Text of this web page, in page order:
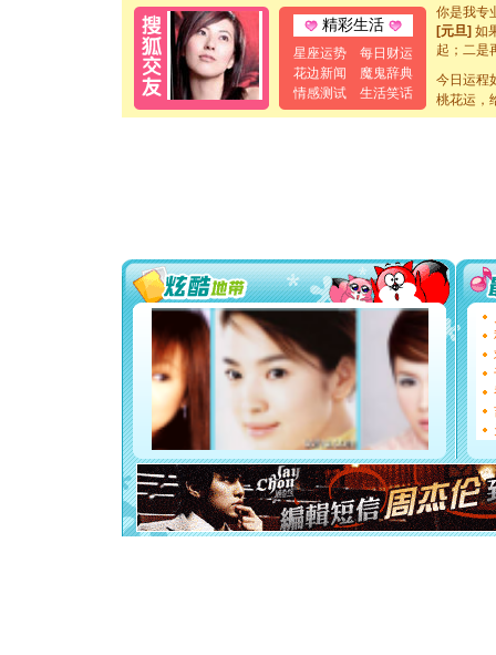
精彩生活
星座运势
每日财运
花边新闻
魔鬼辞典
情感测试
生活笑话
你是我专
[元旦]如
起；二是
离。水晶
[元旦]当
泣，这痛
卖了。水
你太多，
要平安
[圣诞节]
能正大
都要快乐
[圣诞节]
如意,快
[元旦]
断电。
你是我
[元旦]如
起；二是
离。水晶
[元旦]当
泣，这痛
今日运程
桃花运，